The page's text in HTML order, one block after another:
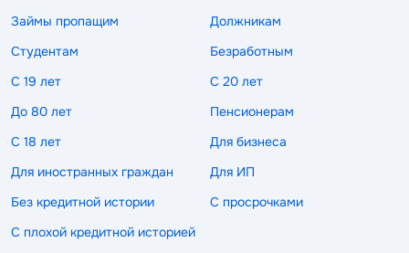
Займы пропащим
Должникам
Студентам
Безработным
С 19 лет
С 20 лет
До 80 лет
Пенсионерам
С 18 лет
Для бизнеса
Для иностранных граждан
Для ИП
Без кредитной истории
С просрочками
С плохой кредитной историей